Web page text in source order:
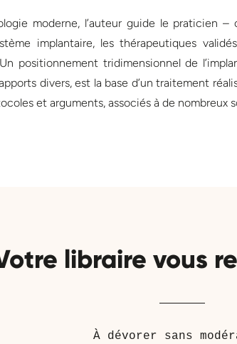
moderne, l’auteur guide le praticien
implantaire, les thérapeutiques
positionnement tridimensionnel de
divers, est la base d’un traitement
et arguments, associés à de nombreux
libraire vous
À dévorer sans